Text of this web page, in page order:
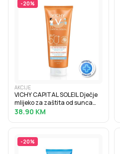
-20%
AKCIJE
VICHY CAPITAL SOLEIL Dječje
mlijeko za zaštita od sunca
SPF50+, 300 ml
38.90 KM
-20%